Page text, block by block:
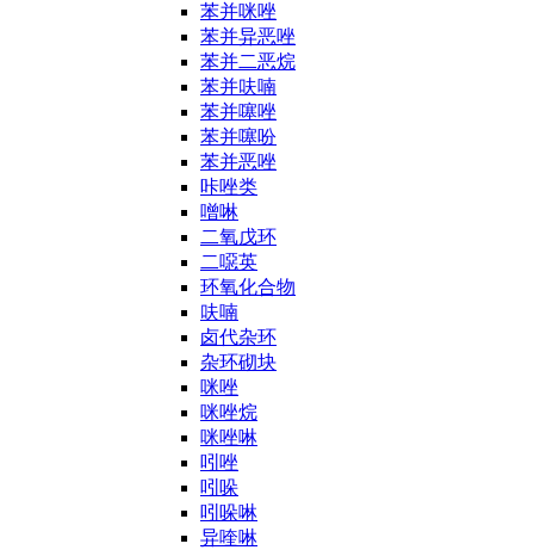
苯并咪唑
苯并异恶唑
苯并二恶烷
苯并呋喃
苯并噻唑
苯并噻吩
苯并恶唑
咔唑类
噌啉
二氧戊环
二噁英
环氧化合物
呋喃
卤代杂环
杂环砌块
咪唑
咪唑烷
咪唑啉
吲唑
吲哚
吲哚啉
异喹啉